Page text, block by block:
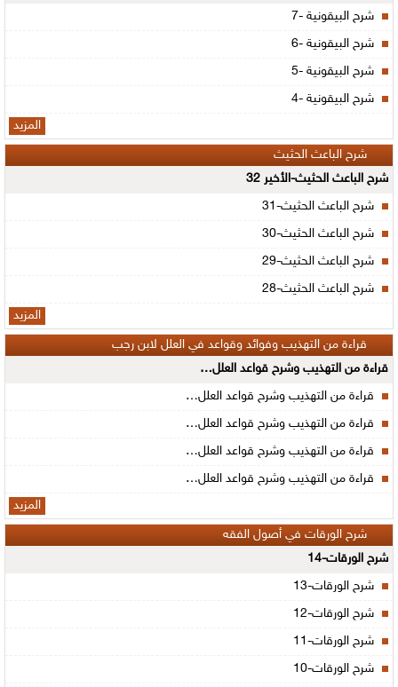
شرح البيقونية -7
شرح البيقونية -6
شرح البيقونية -5
شرح البيقونية -4
المزيد
شرح الباعث الحثيث
شرح الباعث الحثيث-الأخير 32
شرح الباعث الحثيث-31
شرح الباعث الحثيث-30
شرح الباعث الحثيث-29
شرح الباعث الحثيث-28
المزيد
قراءة من التهذيب وفوائد وقواعد في العلل لابن رجب
قراءة من التهذيب وشرح قواعد العلل…
قراءة من التهذيب وشرح قواعد العلل…
قراءة من التهذيب وشرح قواعد العلل…
قراءة من التهذيب وشرح قواعد العلل…
قراءة من التهذيب وشرح قواعد العلل…
المزيد
شرح الورقات في أصول الفقه
شرح الورقات-14
شرح الورقات-13
شرح الورقات-12
شرح الورقات-11
شرح الورقات-10